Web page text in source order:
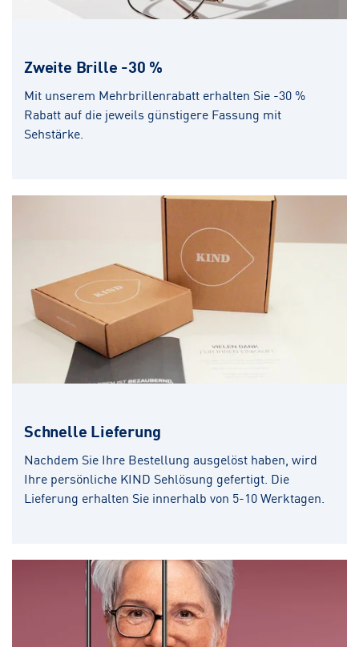
Zweite Brille -30 %
Mit unserem Mehrbrillenrabatt erhalten Sie -30 %
Rabatt auf die jeweils günstigere Fassung mit
Sehstärke.
Schnelle Lieferung
Nachdem Sie Ihre Bestellung ausgelöst haben, wird
Ihre persönliche KIND Sehlösung gefertigt. Die
Lieferung erhalten Sie innerhalb von 5-10 Werktagen.